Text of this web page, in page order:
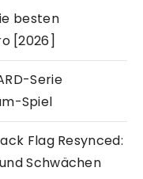
besten
[2026]
Serie
Spiel
Flag Resynced:
Schwächen